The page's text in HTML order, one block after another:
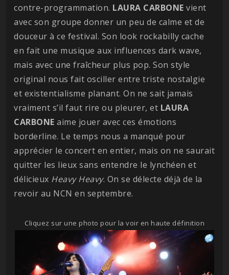
contre-programmation. LAURA CARBONE vient
avec son groupe donner un peu de calme et de
douceur à ce festival. Son look rockabilly cache
en fait une musique aux influences dark wave,
mais avec une fraîcheur plus pop. Son style
original nous fait osciller entre triste nostalgie
et existentialisme planant. On ne sait jamais
vraiment s’il faut rire ou pleurer, et LAURA
CARBONE aime jouer avec ces émotions
borderline. Le temps nous a manqué pour
apprécier le concert en entier, mais on ne saurait
quitter les lieux sans entendre le lynchéen et
délicieux Heavy Heavy. On se délecte déjà de la
revoir au NCN en septembre.
Cliquez sur une photo pour la voir en haute définition